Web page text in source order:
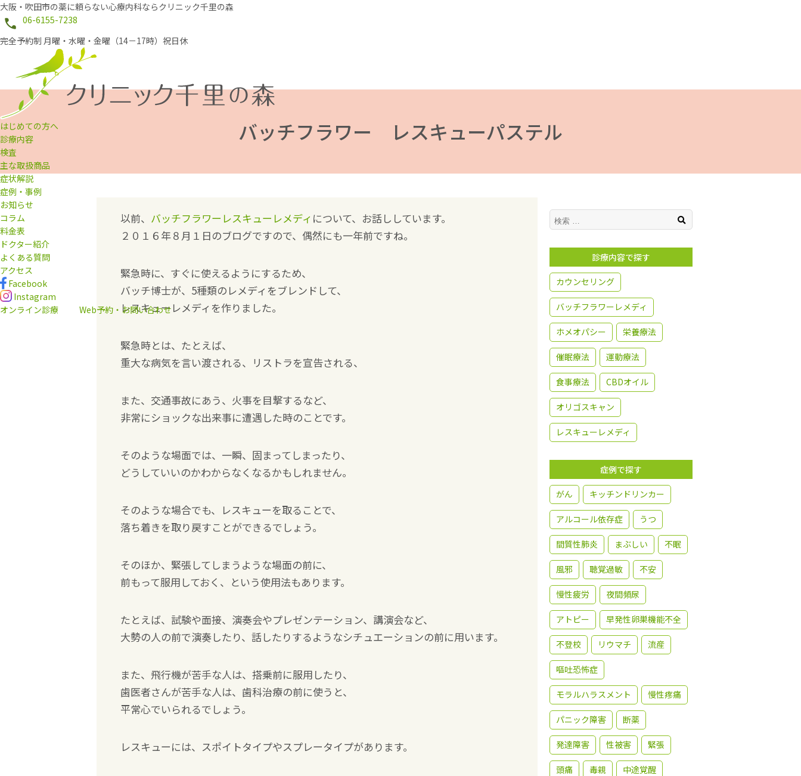
大阪・吹田市の薬に頼らない心療内科ならクリニック千里の森
06-6155-7238
完全予約制 月曜・水曜・金曜（14－17時）祝日休
はじめての方へ
診療内容
検査
主な取扱商品
症状解説
症例・事例
お知らせ
コラム
料金表
ドクター紹介
よくある質問
アクセス
Facebook
Instagram
オンライン診療
Web予約・お問い合わせ
バッチフラワー レスキューパステル
以前、 バッチフラワーレスキューレメディ について、お話ししています。
２０１６年８月１日のブログですので、偶然にも一年前ですね。
緊急時に、すぐに使えるようにするため、
バッチ博士が、5種類のレメディをブレンドして、
レスキューレメディを作りました。
緊急時とは、たとえば、
重大な病気を言い渡される、リストラを宣告される、
また、交通事故にあう、火事を目撃するなど、
非常にショックな出来事に遭遇した時のことです。
そのような場面では、一瞬、固まってしまったり、
どうしていいのかわからなくなるかもしれません。
そのような場合でも、レスキューを取ることで、
落ち着きを取り戻すことができるでしょう。
そのほか、緊張してしまうような場面の前に、
前もって服用しておく、という使用法もあります。
たとえば、試験や面接、演奏会やプレゼンテーション、講演会など、
大勢の人の前で演奏したり、話したりするようなシチュエーションの前に用います。
また、飛行機が苦手な人は、搭乗前に服用したり、
歯医者さんが苦手な人は、歯科治療の前に使うと、
平常心でいられるでしょう。
レスキューには、スポイトタイプやスプレータイプがあります。
検索
診療内容で探す
カウンセリング
バッチフラワーレメディ
ホメオパシー 栄養療法
催眠療法 運動療法
食事療法 CBDオイル
オリゴスキャン
レスキューレメディ
症例で探す
がん キッチンドリンカー
アルコール依存症 うつ
間質性肺炎 まぶしい 不眠
風邪 聴覚過敏 不安
慢性疲労 夜間頻尿
アトピー 早発性卵巣機能不全
不登校 リウマチ 流産
嘔吐恐怖症
モラルハラスメント 慢性疼痛
パニック障害 断薬
発達障害 性被害 緊張
頭痛 毒親 中途覚醒